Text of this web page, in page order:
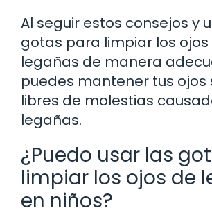
Al seguir estos consejos y
gotas para limpiar los ojos
legañas de manera
puedes mantener tus ojos
libres de molestias
legañas.
¿Puedo usar las
limpiar los ojos de
en niños?